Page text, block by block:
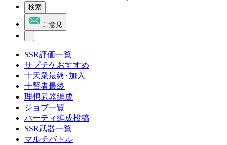
検索
ご意見
SSR評価一覧
サプチケおすすめ
十天衆最終･加入
十賢者最終
理想武器編成
ジョブ一覧
パーティ編成投稿
SSR武器一覧
マルチバトル